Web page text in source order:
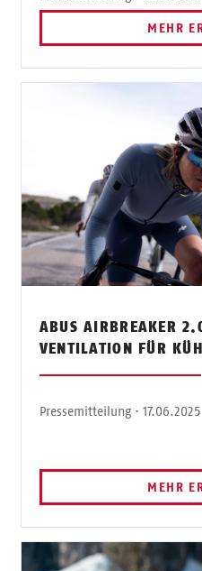
MEHR
ABUS AIRBREAKER
VENTILATION FÜR
Pressemitteilung · 17.06.2025
MEHR